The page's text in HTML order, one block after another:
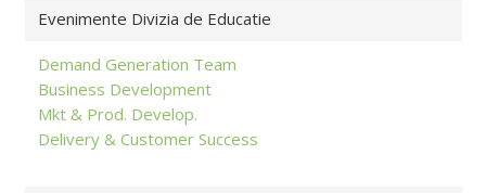
Evenimente Divizia de Educatie
Demand Generation Team
Business Development
Mkt & Prod. Develop.
Delivery & Customer Success